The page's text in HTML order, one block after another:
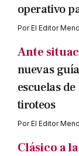
operativo
PorEl Editor
Ante
nuevas
escuelas
tiroteos
PorEl Editor
Clásico a